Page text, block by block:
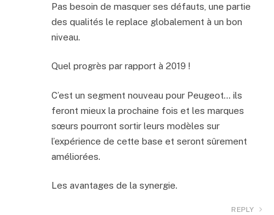
Pas besoin de masquer ses défauts, une partie
des qualités le replace globalement à un bon
niveau.
Quel progrès par rapport à 2019 !
C’est un segment nouveau pour Peugeot… ils
feront mieux la prochaine fois et les marques
sœurs pourront sortir leurs modèles sur
l’expérience de cette base et seront sûrement
améliorées.
Les avantages de la synergie.
REPLY